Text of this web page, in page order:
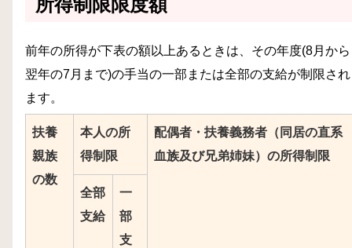
所得制限限度額
前年の所得が下表の額以上あるときは、その年度(8月から
翌年の7月まで)の手当の一部または全部の支給が制限され
ます。
扶養
親族
の数
本人の所
得制限
配偶者・扶養義務者（同居の直系
血族及び兄弟姉妹）の所得制限
全部
支給
一
部
支